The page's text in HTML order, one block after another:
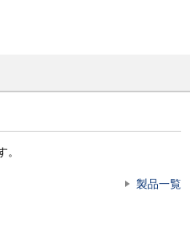
。
製品一覧